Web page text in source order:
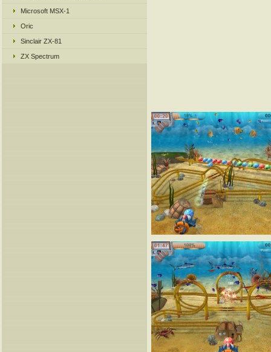
Microsoft MSX-1
Oric
Sinclair ZX-81
ZX Spectrum